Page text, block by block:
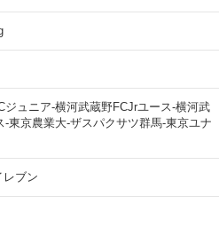
ジュニア-横河武蔵野FCJrユース-横河武
-東京農業大-ザスパクサツ群馬-東京ユナ
レブン